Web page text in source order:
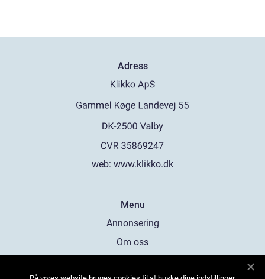
Adress
web: www.klikko.dk
Menu
Annonsering
Om oss